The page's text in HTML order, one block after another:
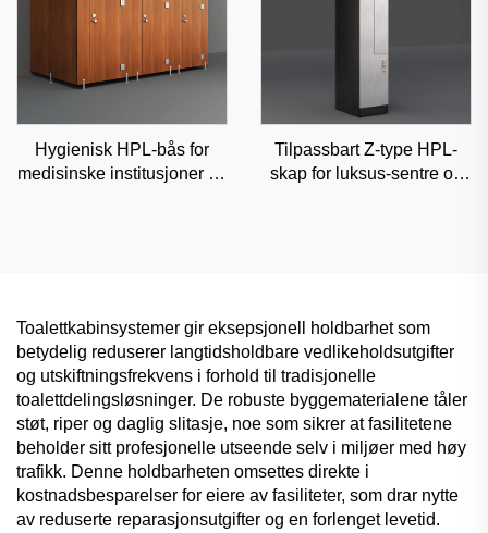
Hygienisk HPL-bås for
medisinske institusjoner og
Tilpassbart Z-type HPL-
skap for luksus-sentre og
Toalettkabinsystemer gir eksepsjonell holdbarhet som
betydelig reduserer langtidsholdbare vedlikeholdsutgifter
og utskiftningsfrekvens i forhold til tradisjonelle
toalettdelingsløsninger. De robuste byggematerialene tåler
støt, riper og daglig slitasje, noe som sikrer at fasilitetene
beholder sitt profesjonelle utseende selv i miljøer med høy
trafikk. Denne holdbarheten omsettes direkte i
kostnadsbesparelser for eiere av fasiliteter, som drar nytte
av reduserte reparasjonsutgifter og en forlenget levetid.